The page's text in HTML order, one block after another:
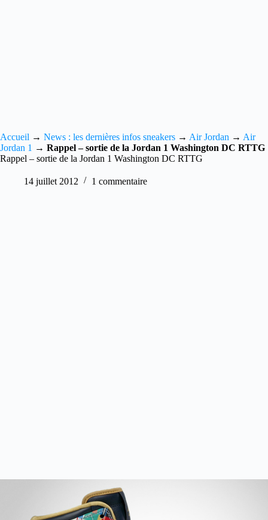
Accueil → News : les dernières infos sneakers → Air Jordan → Air
Jordan 1 → Rappel – sortie de la Jordan 1 Washington DC RTTG
Rappel – sortie de la Jordan 1 Washington DC RTTG
14 juillet 2012 1 commentaire